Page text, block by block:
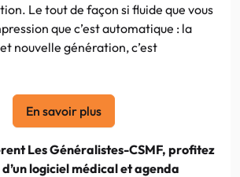
Le tout de façon si fluide que vous
que c’est automatique : la
nouvelle génération, c’est
En savoir plus
Les Généralistes-CSMF, profitez
logiciel médical et agenda